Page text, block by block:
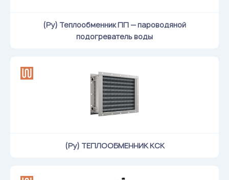
(Ру) Теплообменник ПП — пароводяной
подогреватель воды
(Ру) ТЕПЛООБМЕННИК КСК